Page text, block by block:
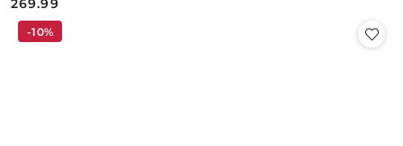
Cena:
269.99
-10%